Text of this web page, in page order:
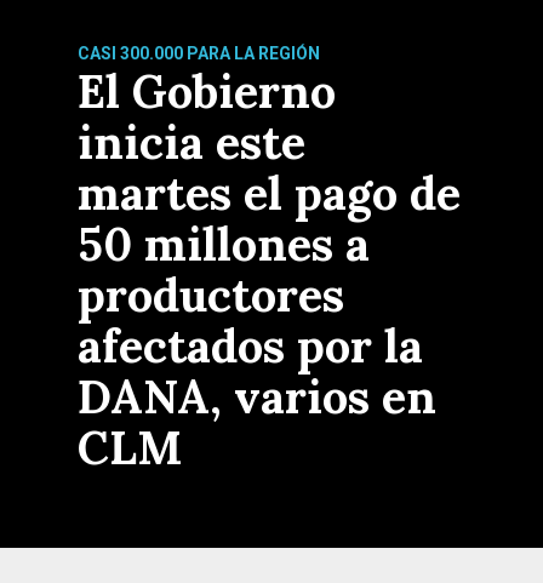
CASI 300.000 PARA LA REGIÓN
El Gobierno
inicia este
martes el pago de
50 millones a
productores
afectados por la
DANA, varios en
CLM